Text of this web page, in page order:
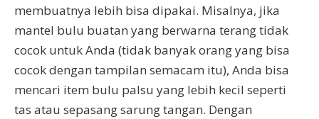
membuatnya lebih bisa dipakai. Misalnya, jika
mantel bulu buatan yang berwarna terang tidak
cocok untuk Anda (tidak banyak orang yang bisa
cocok dengan tampilan semacam itu), Anda bisa
mencari item bulu palsu yang lebih kecil seperti
tas atau sepasang sarung tangan. Dengan